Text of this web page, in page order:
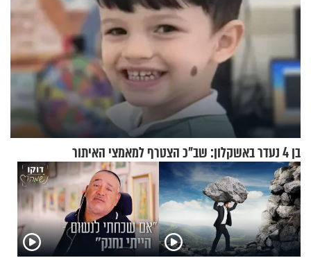
בן 4 נעדר באשקלון: שב"כ הצטרף למאמצי האיתור